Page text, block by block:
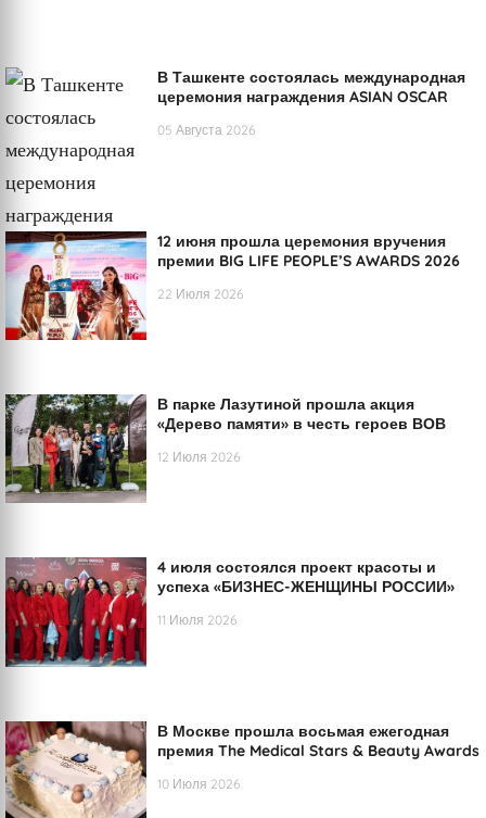
В Ташкенте состоялась международная
церемония награждения ASIAN OSCAR
05 Августа 2026
12 июня прошла церемония вручения
премии BIG LIFE PEOPLE’S AWARDS 2026
22 Июля 2026
В парке Лазутиной прошла акция
«Дерево памяти» в честь героев ВОВ
12 Июля 2026
4 июля состоялся проект красоты и
успеха «БИЗНЕС-ЖЕНЩИНЫ РОССИИ»
11 Июля 2026
В Москве прошла восьмая ежегодная
премия The Medical Stars & Beauty Awards
10 Июля 2026